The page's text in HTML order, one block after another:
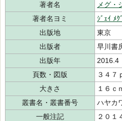
著者名
メグ・
著者名ヨミ
ｼﾞｪｲ ﾒｸﾞ
出版地
東京
出版者
早川書
出版年
2016.4
頁数・図版
３４７
大きさ
１６ｃ
叢書名・叢書番号
ハヤカ
一般注記
２０１